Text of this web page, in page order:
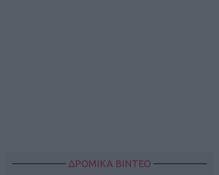
ΔΡΟΜΙΚΑ ΒΙΝΤΕΟ